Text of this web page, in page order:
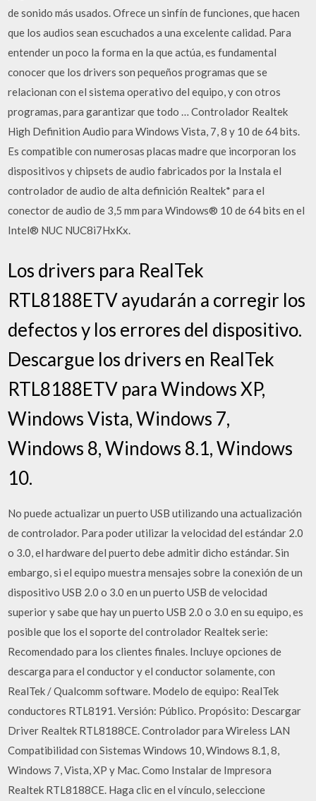
de sonido más usados. Ofrece un sinfín de funciones, que hacen
que los audios sean escuchados a una excelente calidad. Para
entender un poco la forma en la que actúa, es fundamental
conocer que los drivers son pequeños programas que se
relacionan con el sistema operativo del equipo, y con otros
programas, para garantizar que todo … Controlador Realtek
High Definition Audio para Windows Vista, 7, 8 y 10 de 64 bits.
Es compatible con numerosas placas madre que incorporan los
dispositivos y chipsets de audio fabricados por la Instala el
controlador de audio de alta definición Realtek* para el
conector de audio de 3,5 mm para Windows® 10 de 64 bits en el
Intel® NUC NUC8i7HxKx.
Los drivers para RealTek
RTL8188ETV ayudarán a corregir los
defectos y los errores del dispositivo.
Descargue los drivers en RealTek
RTL8188ETV para Windows XP,
Windows Vista, Windows 7,
Windows 8, Windows 8.1, Windows
10.
No puede actualizar un puerto USB utilizando una actualización
de controlador. Para poder utilizar la velocidad del estándar 2.0
o 3.0, el hardware del puerto debe admitir dicho estándar. Sin
embargo, si el equipo muestra mensajes sobre la conexión de un
dispositivo USB 2.0 o 3.0 en un puerto USB de velocidad
superior y sabe que hay un puerto USB 2.0 o 3.0 en su equipo, es
posible que los el soporte del controlador Realtek serie:
Recomendado para los clientes finales. Incluye opciones de
descarga para el conductor y el conductor solamente, con
RealTek / Qualcomm software. Modelo de equipo: RealTek
conductores RTL8191. Versión: Público. Propósito: Descargar
Driver Realtek RTL8188CE. Controlador para Wireless LAN
Compatibilidad con Sistemas Windows 10, Windows 8.1, 8,
Windows 7, Vista, XP y Mac. Como Instalar de Impresora
Realtek RTL8188CE. Haga clic en el vínculo, seleccione